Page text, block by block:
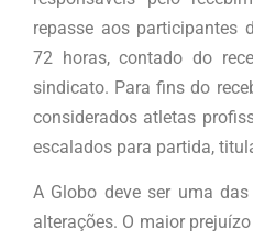
repasse aos participantes
72 horas, contado do
sindicato. Para fins do
considerados atletas
escalados para partida,
A Globo deve ser uma
alterações. O maior